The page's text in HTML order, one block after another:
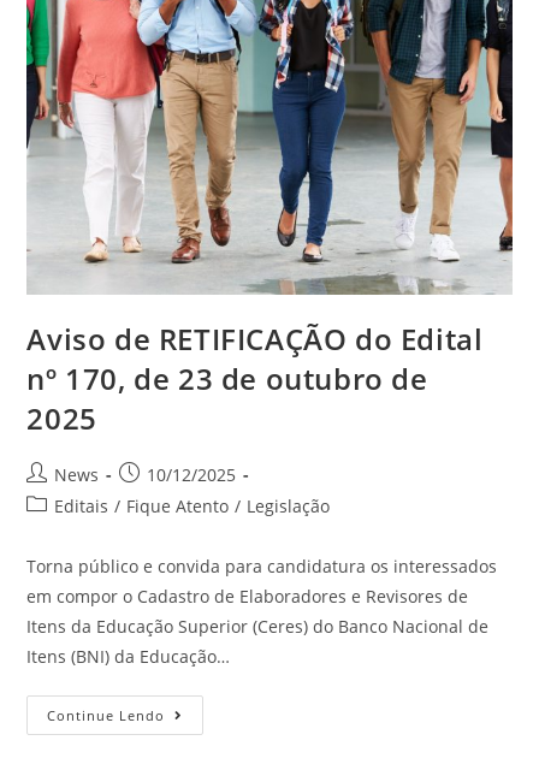
Aviso de RETIFICAÇÃO do Edital
nº 170, de 23 de outubro de
2025
News
10/12/2025
Editais / Fique Atento / Legislação
Torna público e convida para candidatura os interessados
em compor o Cadastro de Elaboradores e Revisores de
Itens da Educação Superior (Ceres) do Banco Nacional de
Itens (BNI) da Educação…
Continue Lendo